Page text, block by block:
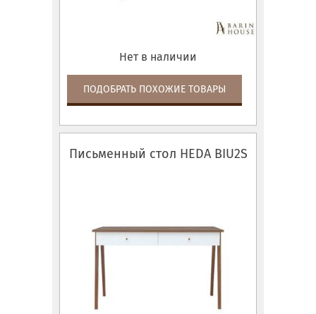
Нет в наличии
ПОДОБРАТЬ ПОХОЖИЕ ТОВАРЫ
Письменный стол HEDA BIU2S